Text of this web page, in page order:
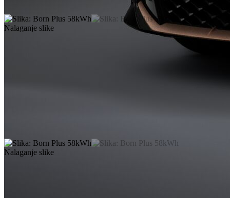
Nalaganje slike
Nalaganje slike